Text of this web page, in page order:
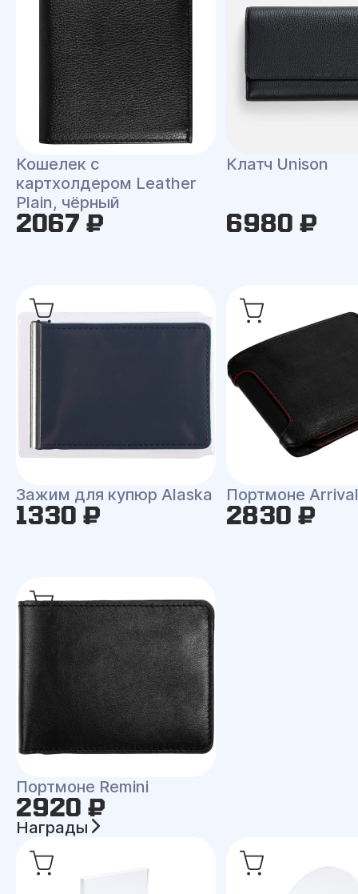
Кошелек с
картхолдером Leather
Plain, чёрный
2067 ₽
Клатч Unison
6980 ₽
Зажим для купюр Alaska
1330 ₽
Портмоне Arrival
2830 ₽
Портмоне Remini
2920 ₽
Награды